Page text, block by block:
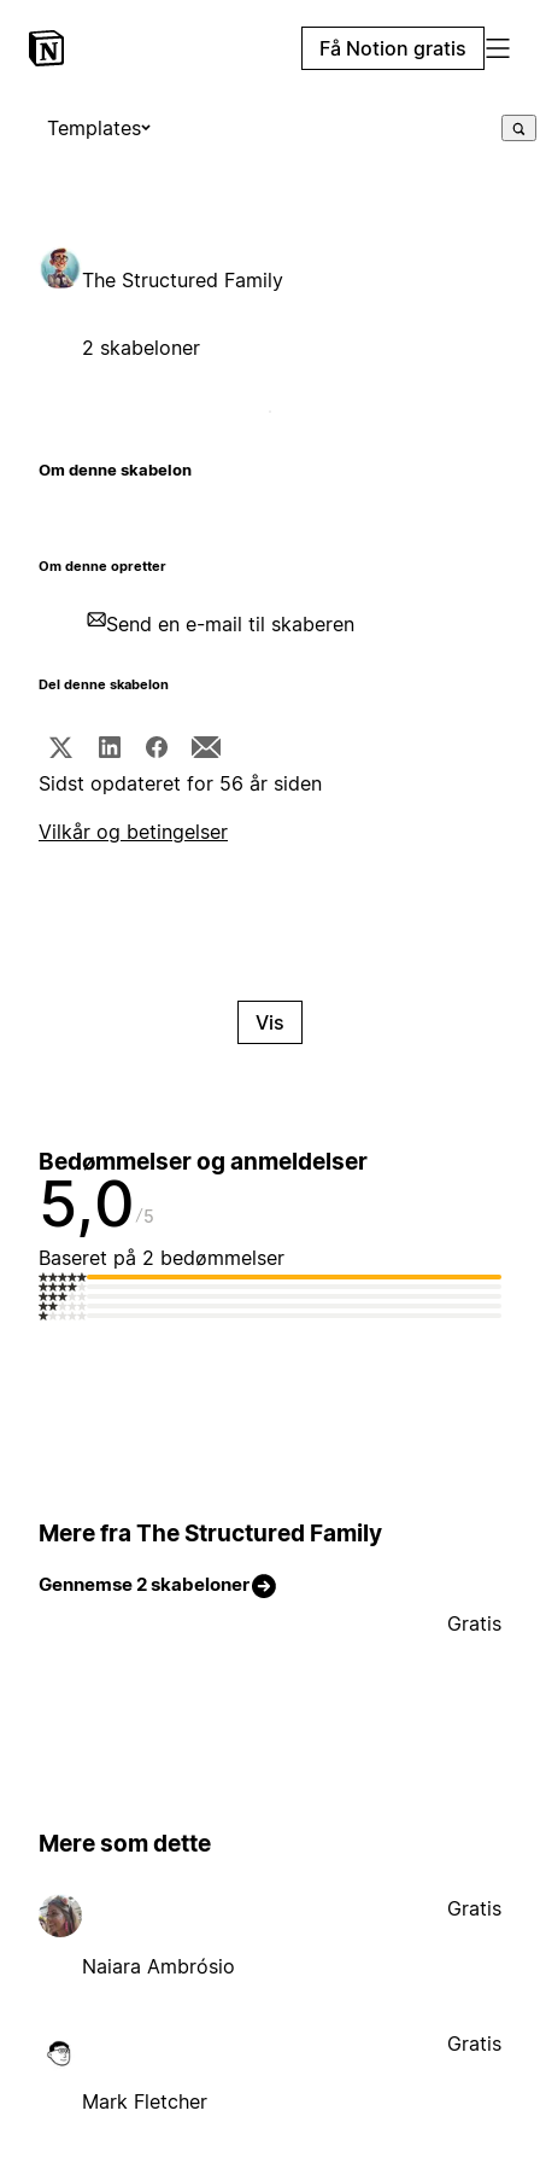
Få Notion gratis
Templates
The Structured Family
2 skabeloner
Om denne skabelon
Om denne opretter
Send en e-mail til skaberen
Del denne skabelon
Sidst opdateret for 56 år siden
Vilkår og betingelser
Vis
Bedømmelser og anmeldelser
5,0 5
Baseret på 2 bedømmelser
Mere fra The Structured Family
Gennemse 2 skabeloner
Gratis
Mere som dette
Naiara Ambrósio
Gratis
Mark Fletcher
Gratis